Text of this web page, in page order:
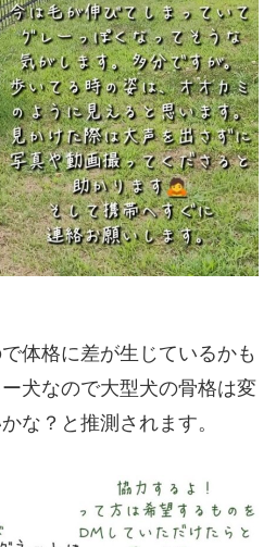
体格に差が生じているかも
犬なので大型犬の骨格は変
な？と推測されます。